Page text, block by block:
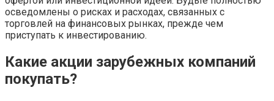
осведомлены о рисках и расходах, связанных с
торговлей на финансовых рынках, прежде чем
приступать к инвестированию.
Какие акции зарубежных компаний
покупать?